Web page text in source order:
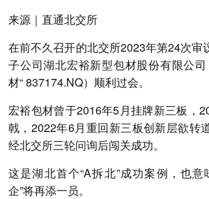
来源 ｜直通北交所
在前不久召开的北交所2023年第24次审
子公司湖北宏裕新型包材股份有限公
材“ 837174.NQ）顺利过会。
宏裕包材曾于2016年5月挂牌新三板，
戟，2022年6月重回新三板创新层欲转
经北交所三轮问询后闯关成功。
这是湖北首个“A拆北”成功案例，也意
企”将再添一员。